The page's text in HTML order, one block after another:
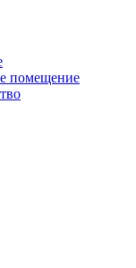
помещение